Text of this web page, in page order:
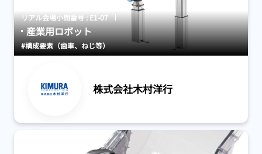
リアル会場小間番号 : E1-07
産業用ロボット
#構成要素（歯車、ねじ等）
株式会社木村洋行